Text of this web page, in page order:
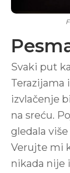
Svaki put
Terazijama
izvlačenje
na sreću.
gledala
Verujte mi
nikada nije